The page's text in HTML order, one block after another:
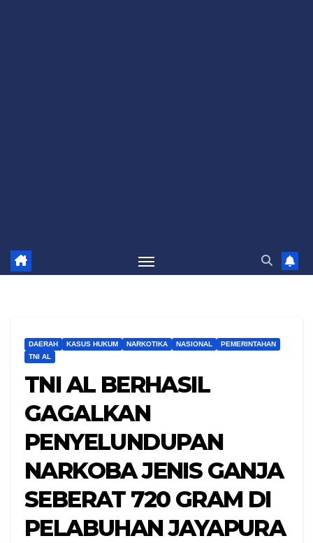
DAERAH KASUS HUKUM NARKOTIKA NASIONAL
PEMERINTAHAN
TNI AL
TNI AL BERHASIL
GAGALKAN
PENYELUNDUPAN
NARKOBA JENIS GANJA
SEBERAT 720 GRAM DI
PELABUHAN JAYAPURA